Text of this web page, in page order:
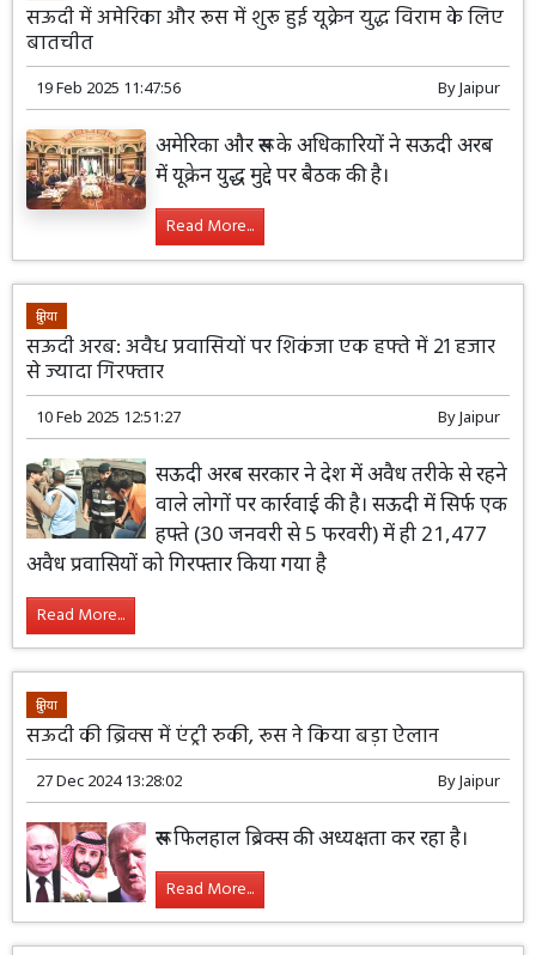
सऊदी में अमेरिका और रूस में शुरू हुई यूक्रेन युद्ध विराम के लिए
बातचीत
19 Feb 2025 11:47:56 ByJaipur
अमेरिका और रूस के अधिकारियों ने सऊदी अरब
में यूक्रेन युद्ध मुद्दे पर बैठक की है।
Read More...
दुनिया
सऊदी अरब: अवैध प्रवासियों पर शिकंजा एक हफ्ते में 21 हजार
से ज्यादा गिरफ्तार
10 Feb 2025 12:51:27 ByJaipur
सऊदी अरब सरकार ने देश में अवैध तरीके से रहने
वाले लोगों पर कार्रवाई की है। सऊदी में सिर्फ एक
हफ्ते (30 जनवरी से 5 फरवरी) में ही 21,477
अवैध प्रवासियों को गिरफ्तार किया गया है
Read More...
दुनिया
सऊदी की ब्रिक्स में एंट्री रुकी, रूस ने किया बड़ा ऐलान
27 Dec 2024 13:28:02 ByJaipur
रूस फिलहाल ब्रिक्स की अध्यक्षता कर रहा है।
Read More...